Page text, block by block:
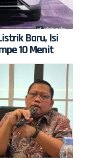
Baru, Isi
10 Menit